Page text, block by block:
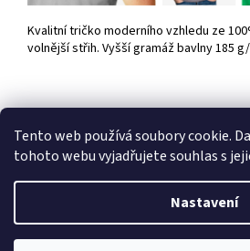
Tento web používá soubory cookie.
tohoto webu vyjadřujete souhlas s
Nastavení
Kvalitní tričko moderního vzhledu ze
volnější střih. Vyšší gramáž bavlny 185 g/
Copyright 2026HobbyDárky. Všechna